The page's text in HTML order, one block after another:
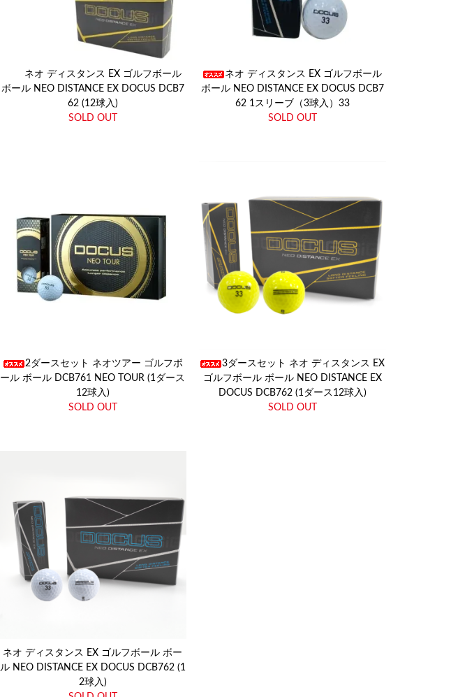
ネオ ディスタンス EX ゴルフボール
ボール NEO DISTANCE EX DOCUS DCB7
62 (12球入)
SOLD OUT
ネオ ディスタンス EX ゴルフボール
ボール NEO DISTANCE EX DOCUS DCB7
62 1スリーブ（3球入）33
SOLD OUT
2ダースセット ネオツアー ゴルフボ
ール ボール DCB761 NEO TOUR (1ダース
12球入)
SOLD OUT
3ダースセット ネオ ディスタンス EX
ゴルフボール ボール NEO DISTANCE EX
DOCUS DCB762 (1ダース12球入)
SOLD OUT
ネオ ディスタンス EX ゴルフボール ボー
ル NEO DISTANCE EX DOCUS DCB762 (1
2球入)